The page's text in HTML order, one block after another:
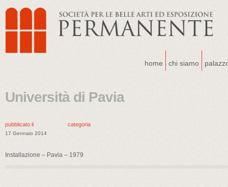
home chi siamo
Università di Pavia
pubblicato il
17 Gennaio 2014
categoria
Installazione – Pavia – 1979